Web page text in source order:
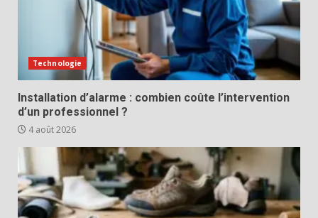
Technologie
Installation d’alarme : combien coûte l’intervention
d’un professionnel ?
4 août 2026